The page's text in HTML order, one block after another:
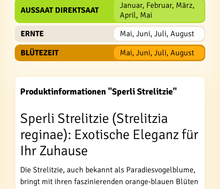
AUSSAAT DIREKTSAAT
Januar, Februar, März,
April, Mai
ERNTE
Mai, Juni, Juli, August
BLÜTEZEIT
Mai, Juni, Juli, August
Produktinformationen "Sperli Strelitzie"
Sperli Strelitzie (Strelitzia
reginae): Exotische Eleganz für
Ihr Zuhause
Die Strelitzie, auch bekannt als Paradiesvogelblume,
bringt mit ihren faszinierenden orange-blauen Blüten